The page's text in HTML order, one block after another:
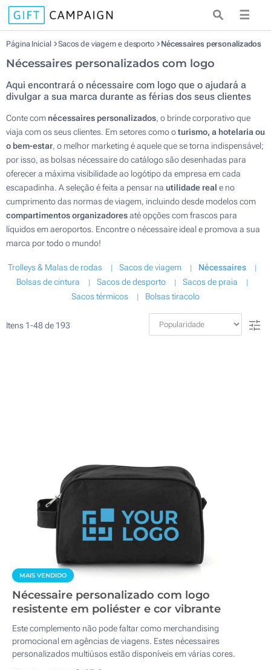
☰
Página Inicial Sacos de viagem e desporto Nécessaires personalizados
Nécessaires personalizados com logo
Aqui encontrará o nécessaire com logo que o ajudará a
divulgar a sua marca durante as férias dos seus clientes
Conte com nécessaires personalizados, o brinde corporativo que
viaja com os seus clientes. Em setores como oturismo, a hotelaria ou
o bem-estar, o melhor marketing é aquele que se torna indispensável;
por isso, as bolsas nécessaire do catálogo são desenhadas para
oferecer a máxima visibilidade ao logótipo da empresa em cada
escapadinha. A seleção é feita a pensar na utilidade real e no
cumprimento das normas de viagem, incluindo desde modelos com
compartimentos organizadoresaté opções com frascos para
líquidos em aeroportos. Encontre o nécessaire ideal e promova a sua
marca por todo o mundo!
Trolleys & Malas de rodas Sacos de viagem
Nécessaires
Bolsas de cintura
Sacos de desporto
Sacos de praia
Sacos térmicos
Bolsas tiracolo
Itens 1-48de 193
MAIS VENDIDO
Nécessaire personalizado com logo
resistente em poliéster e cor vibrante
Este complemento não pode faltar como merchandising
promocional em agências de viagens. Estes nécessaires
personalizados multiúsos estão disponíveis em várias cores.